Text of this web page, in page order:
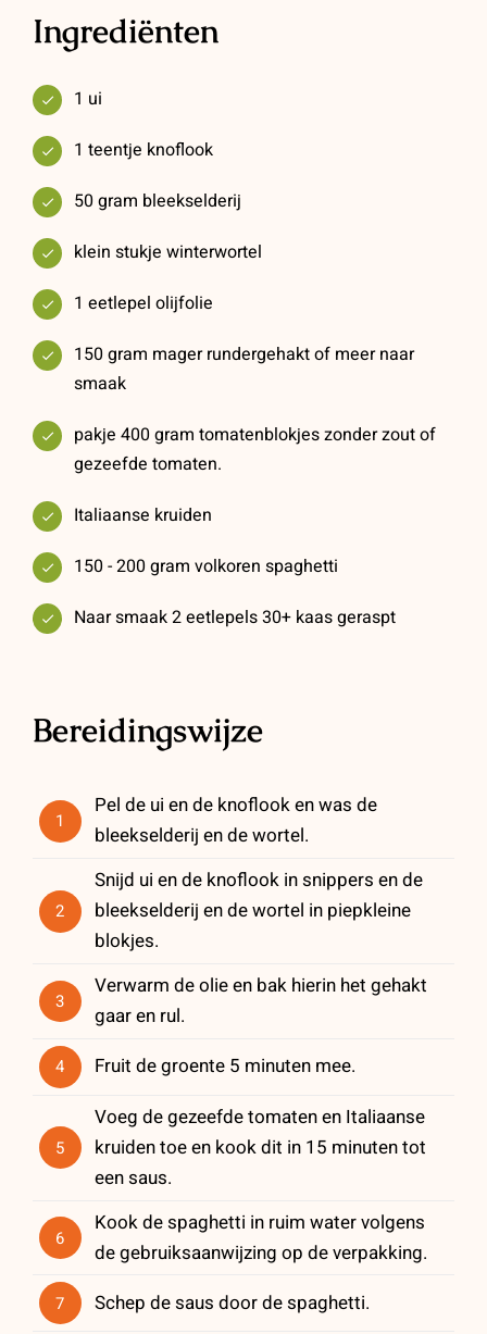
Ingrediënten
1 ui
1 teentje knoflook
50 gram bleekselderij
klein stukje winterwortel
1 eetlepel olijfolie
150 gram mager rundergehakt of meer naar
smaak
pakje 400 gram tomatenblokjes zonder zout of
gezeefde tomaten.
Italiaanse kruiden
150 - 200 gram volkoren spaghetti
Naar smaak 2 eetlepels 30+ kaas geraspt
Bereidingswijze
1
Pel de ui en de knoflook en was de
bleekselderij en de wortel.
2
Snijd ui en de knoflook in snippers en de
bleekselderij en de wortel in piepkleine
blokjes.
3
Verwarm de olie en bak hierin het gehakt
gaar en rul.
4 Fruit de groente 5 minuten mee.
5
Voeg de gezeefde tomaten en Italiaanse
kruiden toe en kook dit in 15 minuten tot
een saus.
6
Kook de spaghetti in ruim water volgens
de gebruiksaanwijzing op de verpakking.
7 Schep de saus door de spaghetti.